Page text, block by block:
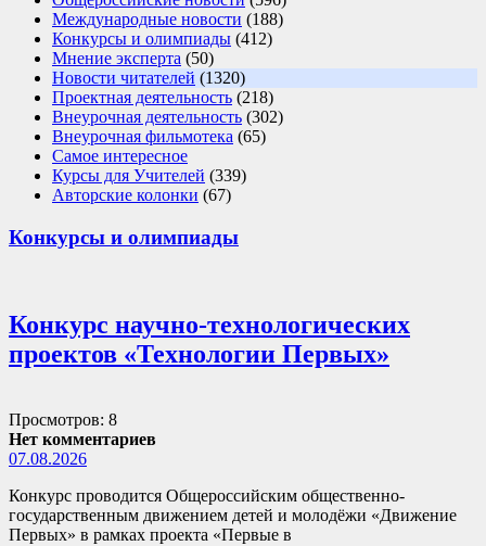
Международные новости (188)
Конкурсы и олимпиады (412)
Мнение эксперта (50)
Новости читателей (1320)
Проектная деятельность (218)
Внеурочная деятельность (302)
Внеурочная фильмотека (65)
Самое интересное
Курсы для Учителей (339)
Авторские колонки (67)
Конкурсы и олимпиады
Конкурс научно-технологических
проектов «Технологии Первых»
Просмотров: 8
Нет комментариев
07.08.2026
Конкурс проводится Общероссийским общественно-
государственным движением детей и молодёжи «Движение
Первых» в рамках проекта «Первые в